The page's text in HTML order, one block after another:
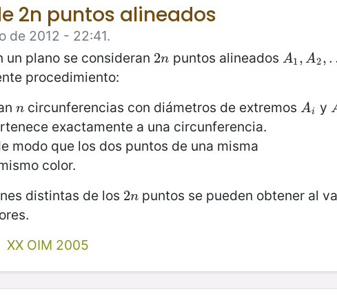
2n puntos alineados
de 2012 - 22:41.
un plano se consideran 2n
2n puntos alineados A1, A2,
A1, A2,…,
procedimiento:
n
n circunferencias con diámetros de extremos A i
Ai y
exactamente a una circunferencia.
modo que los dos puntos de una misma
color.
distintas de los 2n
2n puntos se pueden obtener al
XX OIM 2005